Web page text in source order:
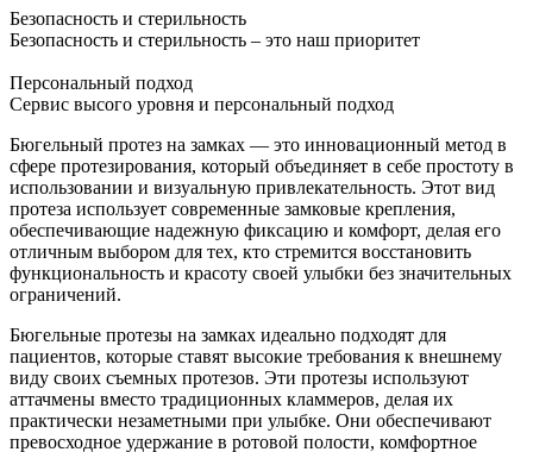
Безопасность и стерильность
Безопасность и стерильность – это наш приоритет
Персональный подход
Сервис высого уровня и персональный подход
Бюгельный протез на замках — это инновационный метод в
сфере протезирования, который объединяет в себе простоту в
использовании и визуальную привлекательность. Этот вид
протеза использует современные замковые крепления,
обеспечивающие надежную фиксацию и комфорт, делая его
отличным выбором для тех, кто стремится восстановить
функциональность и красоту своей улыбки без значительных
ограничений.
Бюгельные протезы на замках идеально подходят для
пациентов, которые ставят высокие требования к внешнему
виду своих съемных протезов. Эти протезы используют
аттачмены вместо традиционных кламмеров, делая их
практически незаметными при улыбке. Они обеспечивают
превосходное удержание в ротовой полости, комфортное